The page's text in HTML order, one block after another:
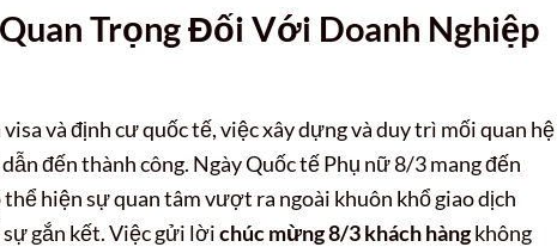
Trọng Đối Với Doanh Nghiệp
và định cư quốc tế, việc xây dựng và duy trì mối quan hệ
đến thành công. Ngày Quốc tế Phụ nữ 8/3 mang đến
hiện sự quan tâm vượt ra ngoài khuôn khổ giao dịch
gắn kết. Việc gửi lờichúc mừng 8/3 khách hàngkhông